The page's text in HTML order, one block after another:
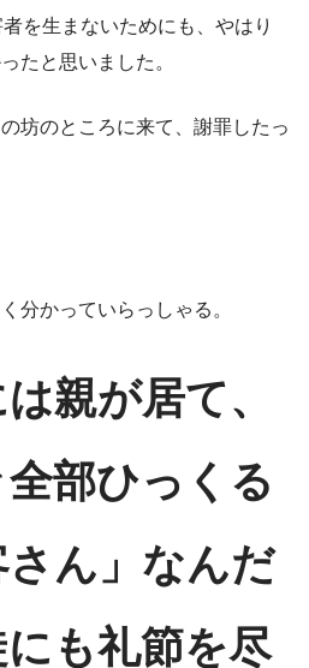
を生まないためにも、やはり
たと思いました。
坊のところに来て、謝罪したっ
分かっていらっしゃる。
親が居て、
部ひっくる
ん」なんだ
も礼節を尽